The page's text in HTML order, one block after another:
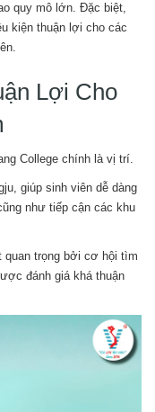
quy mô lớn. Đặc biệt,
kiện thuận lợi cho các
Lợi Cho
College chính là vị trí.
giúp sinh viên dễ dàng
như tiếp cận các khu
quan trọng bởi cơ hội tìm
đánh giá khá thuận